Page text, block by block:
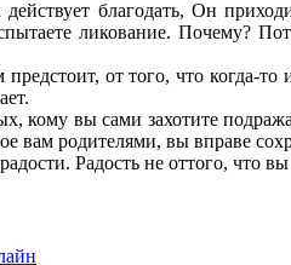
благодать, Он
ликование. Почему?
от того, что
кому вы сами захотите
вам родителями, вы вправе
Радость не оттого, что